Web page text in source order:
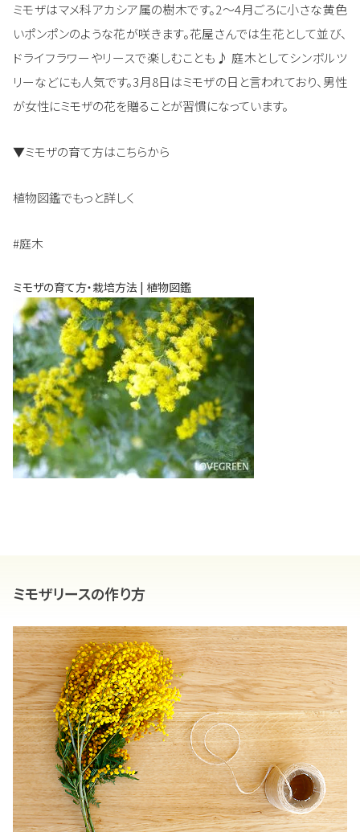
ミモザはマメ科アカシア属の樹木です。2～4月ごろに小さな黄色
いポンポンのような花が咲きます。花屋さんでは生花として並び、
ドライフラワーやリースで楽しむことも♪ 庭木としてシンボルツ
リーなどにも人気です。3月8日はミモザの日と言われており、男性
が女性にミモザの花を贈ることが習慣になっています。
▼ミモザの育て方はこちらから
植物図鑑でもっと詳しく
#庭木
ミモザの育て方・栽培方法 | 植物図鑑
ミモザリースの作り方